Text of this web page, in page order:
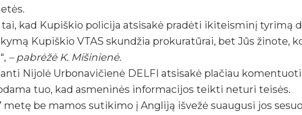
kad Kupiškio policija atsisakė pradėti ikiteisminį tyrimą
Kupiškio VTAS skundžia prokuratūrai, bet Jūs žinote,
– pabrėžė K. Mišinienė.
Nijolė Urbonavičienė DELFI atsisakė plačiau
tuo, kad asmeninės informacijos teikti neturi teisės.
metę be mamos sutikimo į Angliją išvežė suaugusi jos